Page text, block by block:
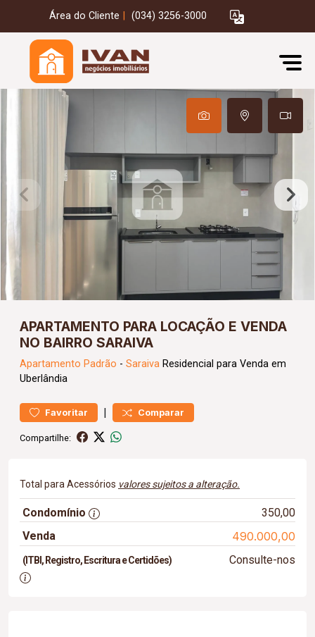
Área do Cliente (034) 3256-3000
APARTAMENTO PARA LOCAÇÃO E VENDA
NO BAIRRO SARAIVA
Apartamento Padrão - Saraiva Residencial para Venda em
Uberlândia
Favoritar | Comparar
Compartilhe:
Total para Acessórios valores sujeitos a alteração.
Condomínio
350,00
Venda
490.000,00
(ITBI, Registro, Escritura e Certidões) Consulte-nos